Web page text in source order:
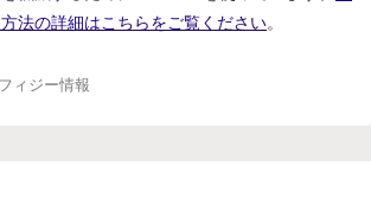
法の詳細はこちらをご覧ください。
ィジー情報